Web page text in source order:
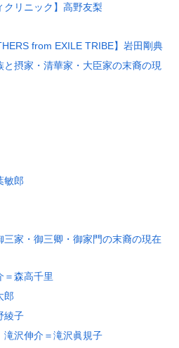
クリニック】高野友梨
from EXILE TRIBE】岩田剛典
と摂家・清華家・大臣家の末裔の現
敏郎
三家・御三卿・御家門の末裔の現在
＝森高千里
郎
綾子
滝沢伸介＝滝沢眞規子